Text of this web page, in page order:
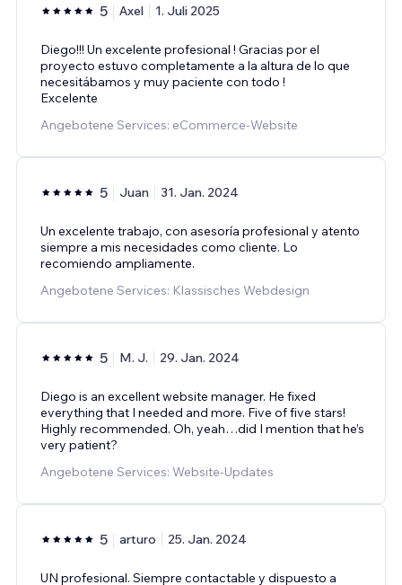
5 Axel 1. Juli 2025
Diego!!! Un excelente profesional ! Gracias por el
proyecto estuvo completamente a la altura de lo que
necesitábamos y muy paciente con todo !
Excelente
Angebotene Services: eCommerce-Website
5 Juan 31. Jan. 2024
Un excelente trabajo, con asesoría profesional y atento
siempre a mis necesidades como cliente. Lo
recomiendo ampliamente.
Angebotene Services: Klassisches Webdesign
5 M. J. 29. Jan. 2024
Diego is an excellent website manager. He fixed
everything that I needed and more. Five of five stars!
Highly recommended. Oh, yeah…did I mention that he’s
very patient?
Angebotene Services: Website-Updates
5 arturo 25. Jan. 2024
UN profesional. Siempre contactable y dispuesto a